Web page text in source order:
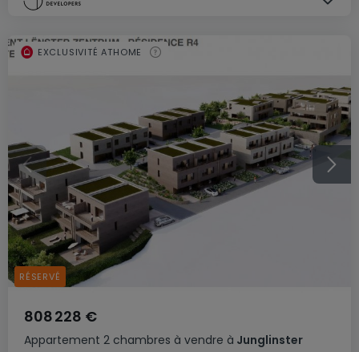
Appartement 2 chambres à vendre à Junglinster
808 228 €
EXCLUSIVITÉ ATHOME
RÉSERVÉ